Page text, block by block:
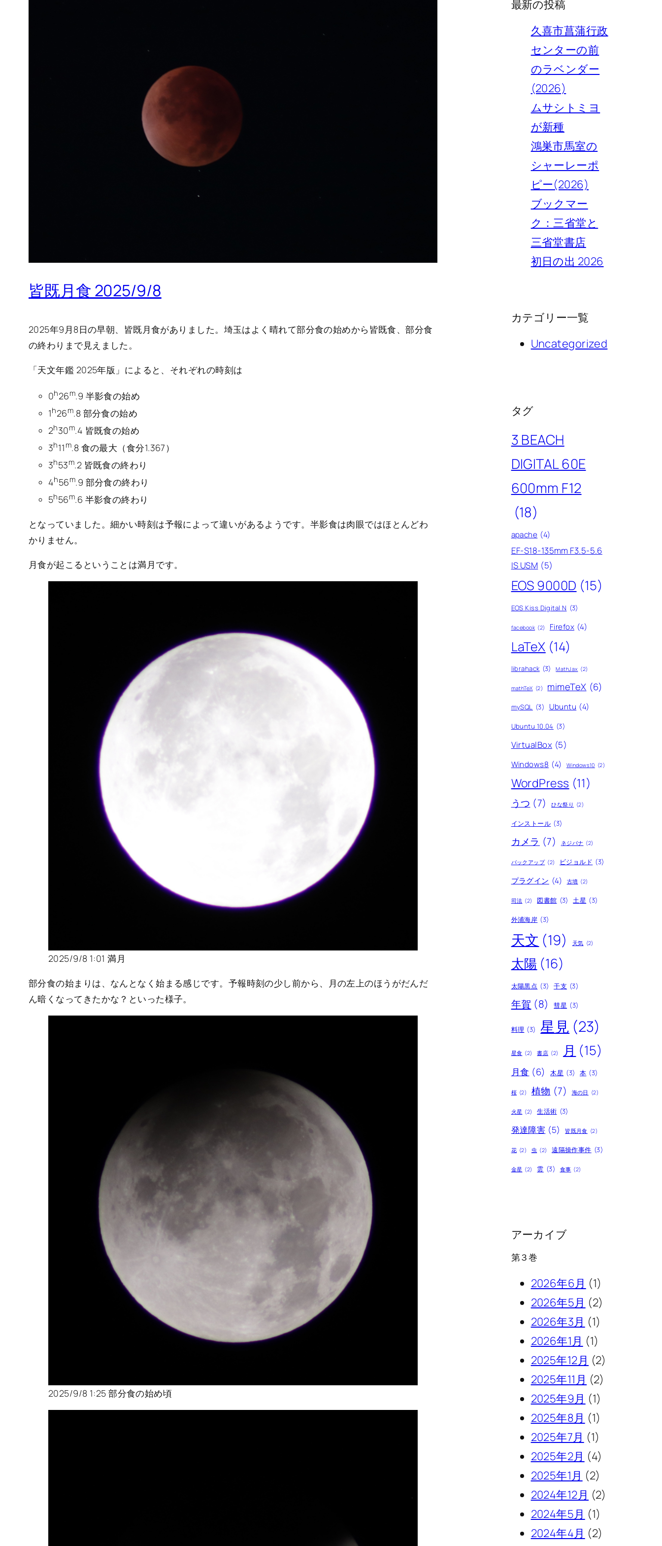
皆既月食 2025/9/8
2025年9月8日の早朝、皆既月食がありました。埼玉はよく晴れて部分食の始めから皆既食、部分食
の終わりまで見えました。
「天文年鑑 2025年版」によると、それぞれの時刻は
0h26m.9 半影食の始め
1h26m.8 部分食の始め
2h30m.4 皆既食の始め
3h11m.8 食の最大（食分1.367）
3h53m.2 皆既食の終わり
4h56m.9 部分食の終わり
5h56m.6 半影食の終わり
となっていました。細かい時刻は予報によって違いがあるようです。半影食は肉眼ではほとんどわ
かりません。
月食が起こるということは満月です。
2025/9/8 1:01 満月
部分食の始まりは、なんとなく始まる感じです。予報時刻の少し前から、月の左上のほうがだんだ
ん暗くなってきたかな？といった様子。
2025/9/8 1:25 部分食の始め頃
最新の投稿
久喜市菖蒲行政
センターの前
のラベンダー
(2026)
ムサシトミヨ
が新種
鴻巣市馬室の
シャーレーポ
ピー(2026)
ブックマー
ク：三省堂と
三省堂書店
初日の出 2026
カテゴリー一覧
Uncategorized
タグ
3 BEACH
DIGITAL 60E
600mm F12
(18)
apache (4)
EF-S18-135mm F3.5-5.6
IS USM (5)
EOS 9000D (15)
EOS Kiss Digital N (3)
facebook (2) Firefox (4)
LaTeX (14)
librahack (3) MathJax (2)
mathTeX (2) mimeTeX (6)
mySQL (3) Ubuntu (4)
Ubuntu 10.04 (3)
VirtualBox (5)
Windows8 (4) Windows10 (2)
WordPress (11)
うつ (7) ひな祭り (2)
インストール (3)
カメラ (7) ネジバナ (2)
バックアップ (2) ビジョルド (3)
プラグイン (4) 古墳 (2)
司法 (2) 図書館 (3) 土星 (3)
外浦海岸 (3)
天文 (19) 天気 (2)
太陽 (16)
太陽黒点 (3) 干支 (3)
年賀 (8) 彗星 (3)
料理 (3) 星見 (23)
星食 (2) 書店 (2) 月 (15)
月食 (6) 木星 (3) 本 (3)
桜 (2) 植物 (7) 海の日 (2)
火星 (2) 生活術 (3)
発達障害 (5) 皆既月食 (2)
花 (2) 虫 (2) 遠隔操作事件 (3)
金星 (2) 雲 (3) 食事 (2)
アーカイブ
第３巻
2026年6月 (1)
2026年5月 (2)
2026年3月 (1)
2026年1月 (1)
2025年12月 (2)
2025年11月 (2)
2025年9月 (1)
2025年8月 (1)
2025年7月 (1)
2025年2月 (4)
2025年1月 (2)
2024年12月 (2)
2024年5月 (1)
2024年4月 (2)